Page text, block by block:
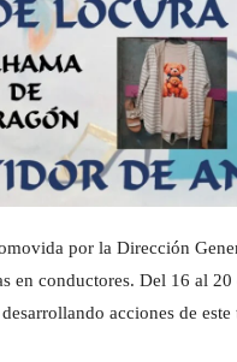
por la Dirección
en conductores. Del 16 al 20
acciones de este